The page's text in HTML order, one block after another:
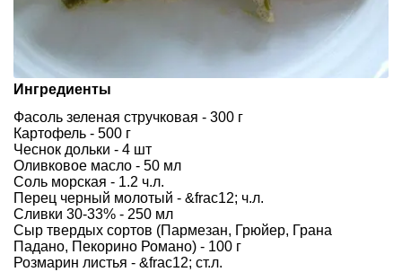
Ингредиенты
Фасоль зеленая стручковая - 300 г
Картофель - 500 г
Чеснок дольки - 4 шт
Оливковое масло - 50 мл
Соль морская - 1.2 ч.л.
Перец черный молотый - &frac12; ч.л.
Сливки 30-33% - 250 мл
Сыр твердых сортов (Пармезан, Грюйер, Грана
Падано, Пекорино Романо) - 100 г
Розмарин листья - &frac12; ст.л.